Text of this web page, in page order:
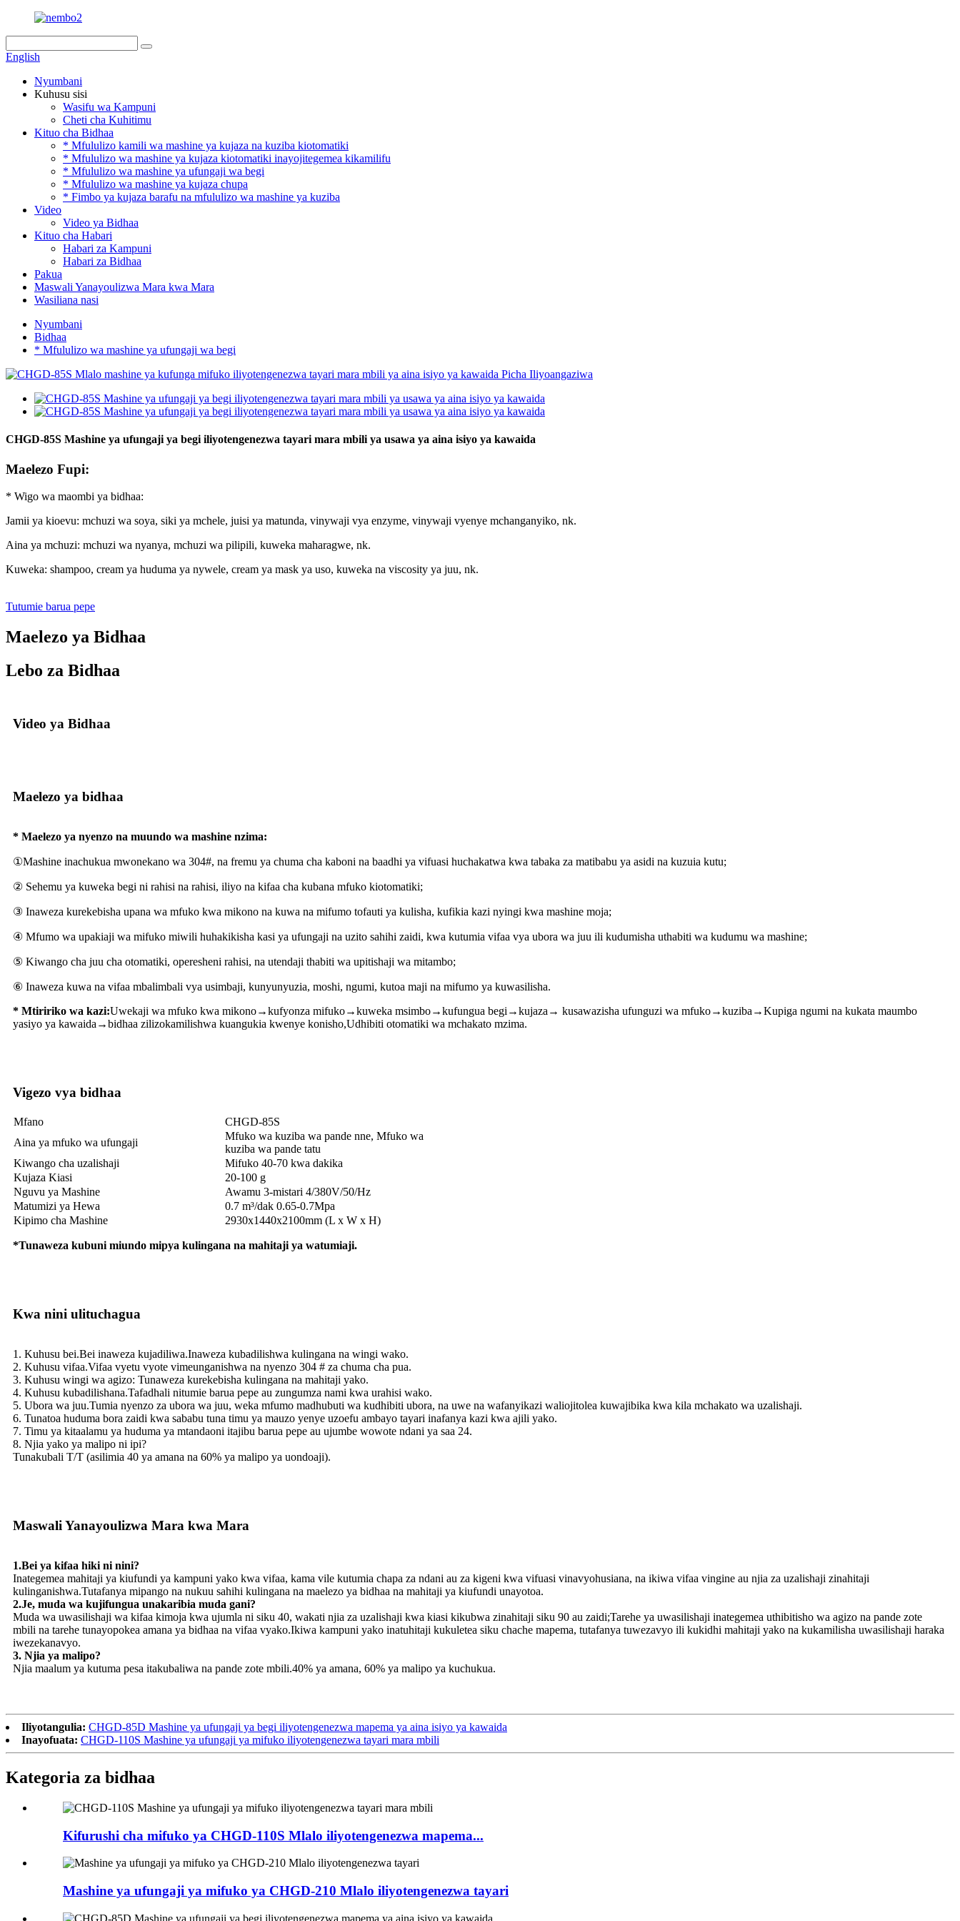
English
Nyumbani
Kuhusu sisi
Wasifu wa Kampuni
Cheti cha Kuhitimu
Kituo cha Bidhaa
* Mfululizo kamili wa mashine ya kujaza na kuziba kiotomatiki
* Mfululizo wa mashine ya kujaza kiotomatiki inayojitegemea kikamilifu
* Mfululizo wa mashine ya ufungaji wa begi
* Mfululizo wa mashine ya kujaza chupa
* Fimbo ya kujaza barafu na mfululizo wa mashine ya kuziba
Video
Video ya Bidhaa
Kituo cha Habari
Habari za Kampuni
Habari za Bidhaa
Pakua
Maswali Yanayoulizwa Mara kwa Mara
Wasiliana nasi
Nyumbani
Bidhaa
* Mfululizo wa mashine ya ufungaji wa begi
CHGD-85S Mashine ya ufungaji ya begi iliyotengenezwa tayari mara mbili ya usawa ya aina isiyo ya kawaida
Maelezo Fupi:
* Wigo wa maombi ya bidhaa:
Jamii ya kioevu: mchuzi wa soya, siki ya mchele, juisi ya matunda, vinywaji vya enzyme, vinywaji vyenye mchanganyiko, nk.
Aina ya mchuzi: mchuzi wa nyanya, mchuzi wa pilipili, kuweka maharagwe, nk.
Kuweka: shampoo, cream ya huduma ya nywele, cream ya mask ya uso, kuweka na viscosity ya juu, nk.
Tutumie barua pepe
Maelezo ya Bidhaa
Lebo za Bidhaa
Video ya Bidhaa
Maelezo ya bidhaa
* Maelezo ya nyenzo na muundo wa mashine nzima:
①Mashine inachukua mwonekano wa 304#, na fremu ya chuma cha kaboni na baadhi ya vifuasi huchakatwa kwa tabaka za matibabu ya asidi na kuzuia kutu;
② Sehemu ya kuweka begi ni rahisi na rahisi, iliyo na kifaa cha kubana mfuko kiotomatiki;
③ Inaweza kurekebisha upana wa mfuko kwa mikono na kuwa na mifumo tofauti ya kulisha, kufikia kazi nyingi kwa mashine moja;
④ Mfumo wa upakiaji wa mifuko miwili huhakikisha kasi ya ufungaji na uzito sahihi zaidi, kwa kutumia vifaa vya ubora wa juu ili kudumisha uthabiti wa kudumu wa mashine;
⑤ Kiwango cha juu cha otomatiki, operesheni rahisi, na utendaji thabiti wa upitishaji wa mitambo;
⑥ Inaweza kuwa na vifaa mbalimbali vya usimbaji, kunyunyuzia, moshi, ngumi, kutoa maji na mifumo ya kuwasilisha.
* Mtiririko wa kazi:Uwekaji wa mfuko kwa mikono→kufyonza mifuko→kuweka msimbo→kufungua begi→kujaza→ kusawazisha ufunguzi wa mfuko→kuziba→Kupiga ngumi na kukata maumbo
yasiyo ya kawaida→bidhaa zilizokamilishwa kuangukia kwenye konisho,Udhibiti otomatiki wa mchakato mzima.
Vigezo vya bidhaa
Mfano
CHGD-85S
Aina ya mfuko wa ufungaji
Mfuko wa kuziba wa pande nne, Mfuko wa
kuziba wa pande tatu
Kiwango cha uzalishaji
Mifuko 40-70 kwa dakika
Kujaza Kiasi
20-100 g
Nguvu ya Mashine
Awamu 3-mistari 4/380V/50/Hz
Matumizi ya Hewa
0.7 m³/dak 0.65-0.7Mpa
Kipimo cha Mashine
2930x1440x2100mm (L x W x H)
*Tunaweza kubuni miundo mipya kulingana na mahitaji ya watumiaji.
Kwa nini ulituchagua
1. Kuhusu bei.Bei inaweza kujadiliwa.Inaweza kubadilishwa kulingana na wingi wako.
2. Kuhusu vifaa.Vifaa vyetu vyote vimeunganishwa na nyenzo 304 # za chuma cha pua.
3. Kuhusu wingi wa agizo: Tunaweza kurekebisha kulingana na mahitaji yako.
4. Kuhusu kubadilishana.Tafadhali nitumie barua pepe au zungumza nami kwa urahisi wako.
5. Ubora wa juu.Tumia nyenzo za ubora wa juu, weka mfumo madhubuti wa kudhibiti ubora, na uwe na wafanyikazi waliojitolea kuwajibika kwa kila mchakato wa uzalishaji.
6. Tunatoa huduma bora zaidi kwa sababu tuna timu ya mauzo yenye uzoefu ambayo tayari inafanya kazi kwa ajili yako.
7. Timu ya kitaalamu ya huduma ya mtandaoni itajibu barua pepe au ujumbe wowote ndani ya saa 24.
8. Njia yako ya malipo ni ipi?
Tunakubali T/T (asilimia 40 ya amana na 60% ya malipo ya uondoaji).
Maswali Yanayoulizwa Mara kwa Mara
1.Bei ya kifaa hiki ni nini?
Inategemea mahitaji ya kiufundi ya kampuni yako kwa vifaa, kama vile kutumia chapa za ndani au za kigeni kwa vifuasi vinavyohusiana, na ikiwa vifaa vingine au njia za uzalishaji zinahitaji
kulinganishwa.Tutafanya mipango na nukuu sahihi kulingana na maelezo ya bidhaa na mahitaji ya kiufundi unayotoa.
2.Je, ​​muda wa kujifungua unakaribia muda gani?
Muda wa uwasilishaji wa kifaa kimoja kwa ujumla ni siku 40, wakati njia za uzalishaji kwa kiasi kikubwa zinahitaji siku 90 au zaidi;Tarehe ya uwasilishaji inategemea uthibitisho wa agizo na pande zote
mbili na tarehe tunayopokea amana ya bidhaa na vifaa vyako.Ikiwa kampuni yako inatuhitaji kukuletea siku chache mapema, tutafanya tuwezavyo ili kukidhi mahitaji yako na kukamilisha uwasilishaji haraka
iwezekanavyo.
3. Njia ya malipo?
Njia maalum ya kutuma pesa itakubaliwa na pande zote mbili.40% ya amana, 60% ya malipo ya kuchukua.
Iliyotangulia: CHGD-85D Mashine ya ufungaji ya begi iliyotengenezwa mapema ya aina isiyo ya kawaida
Inayofuata: CHGD-110S Mashine ya ufungaji ya mifuko iliyotengenezwa tayari mara mbili
Kategoria za bidhaa
Kifurushi cha mifuko ya CHGD-110S Mlalo iliyotengenezwa mapema...
Mashine ya ufungaji ya mifuko ya CHGD-210 Mlalo iliyotengenezwa tayari